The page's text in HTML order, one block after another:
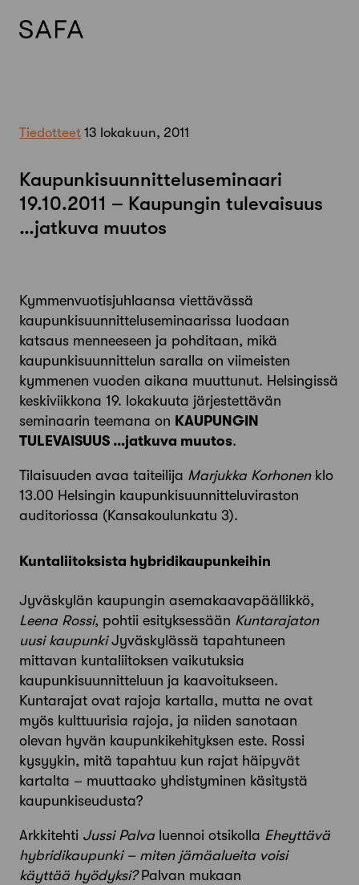
Tiedotteet 13 lokakuun, 2011
Kaupunkisuunnitteluseminaari
19.10.2011 – Kaupungin tulevaisuus
…jatkuva muutos
Kymmenvuotisjuhlaansa viettävässä
kaupunkisuunnitteluseminaarissa luodaan
katsaus menneeseen ja pohditaan, mikä
kaupunkisuunnittelun saralla on viimeisten
kymmenen vuoden aikana muuttunut. Helsingissä
keskiviikkona 19. lokakuuta järjestettävän
seminaarin teemana on KAUPUNGIN
TULEVAISUUS …jatkuva muutos.
Tilaisuuden avaa taiteilija Marjukka Korhonenklo
13.00 Helsingin kaupunkisuunnitteluviraston
auditoriossa (Kansakoulunkatu 3).
Kuntaliitoksista hybridikaupunkeihin
Jyväskylän kaupungin asemakaavapäällikkö,
Leena Rossi, pohtii esityksessään Kuntarajaton
uusi kaupunkiJyväskylässä tapahtuneen
mittavan kuntaliitoksen vaikutuksia
kaupunkisuunnitteluun ja kaavoitukseen.
Kuntarajat ovat rajoja kartalla, mutta ne ovat
myös kulttuurisia rajoja, ja niiden sanotaan
olevan hyvän kaupunkikehityksen este. Rossi
kysyykin, mitä tapahtuu kun rajat häipyvät
kartalta – muuttaako yhdistyminen käsitystä
kaupunkiseudusta?
Arkkitehti Jussi Palva luennoi otsikolla Eheyttävä
hybridikaupunki – miten jämäalueita voisi
käyttää hyödyksi?Palvan mukaan